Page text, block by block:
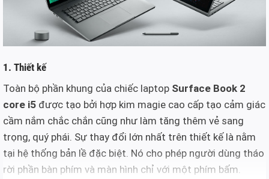
1. Thiết kế
Toàn bộ phần khung của chiếc laptop Surface Book 2
core i5 được tạo bởi hợp kim magie cao cấp tạo cảm giác
cầm nắm chắc chắn cũng như làm tăng thêm vẻ sang
trọng, quý phái. Sự thay đổi lớn nhất trên thiết kế là nằm
tại hệ thống bản lề đặc biệt. Nó cho phép người dùng tháo
rời phần bàn phím và màn hình chỉ với một phím bấm.